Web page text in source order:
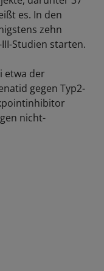
es. In den
zehn
Studien starten.
etwa der
gegen Typ2-
nicht-